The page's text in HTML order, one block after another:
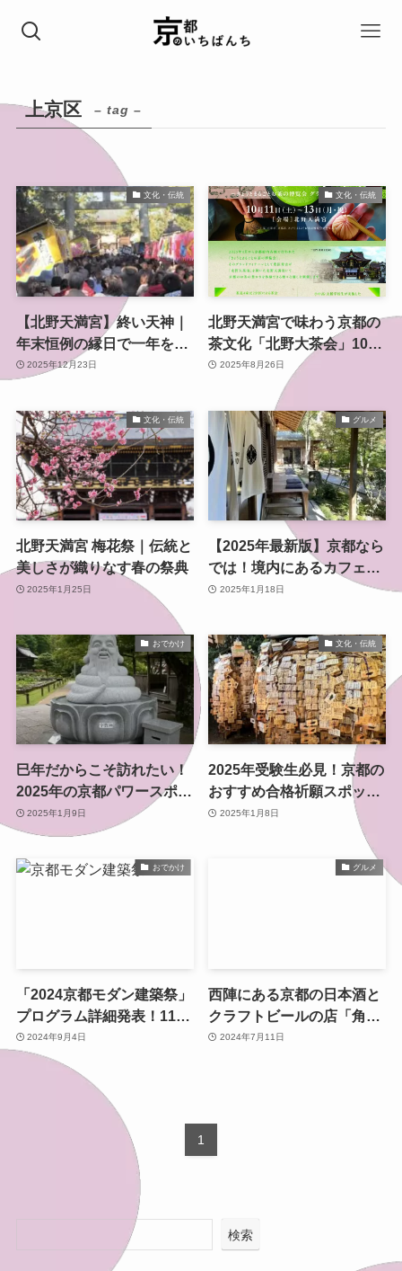
上京区 – tag –
文化・伝統
【北野天満宮】終い天神｜
年末恒例の縁日で一年を締
めくくる
2025年12月23日
文化・伝統
北野天満宮で味わう京都の
茶文化「北野大茶会」10月
開催｜茶席券の事前販売ス
2025年8月26日
文化・伝統
北野天満宮 梅花祭｜伝統と
美しさが織りなす春の祭典
2025年1月25日
グルメ
【2025年最新版】京都なら
では！境内にあるカフェお
すすめ5選
2025年1月18日
おでかけ
巳年だからこそ訪れたい！
2025年の京都パワースポッ
ト6選
2025年1月9日
文化・伝統
2025年受験生必見！京都の
おすすめ合格祈願スポット
5選2025年1月8日
おでかけ
「2024京都モダン建築祭」
プログラム詳細発表！11月
1日〜10日で開催。
2024年9月4日
グルメ
西陣にある京都の日本酒と
クラフトビールの店「角打
ちあさくら」
2024年7月11日
1
検索